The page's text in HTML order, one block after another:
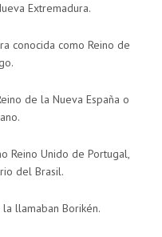
Extremadura.
conocida como Reino de
de la Nueva España o
Reino Unido de Portugal,
del Brasil.
llamaban Borikén.